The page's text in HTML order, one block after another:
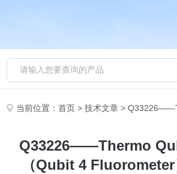
当前位置：首页 >技术文章 > Q33226——Thermo Qubit4
Q33226——Thermo
（Qubit 4